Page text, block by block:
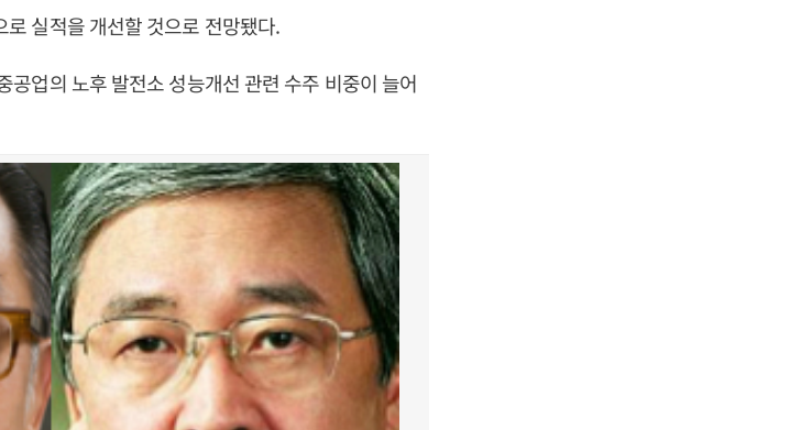
실적을 개선할 것으로 전망됐다.
공업의 노후 발전소 성능개선 관련 수주 비중이 늘어